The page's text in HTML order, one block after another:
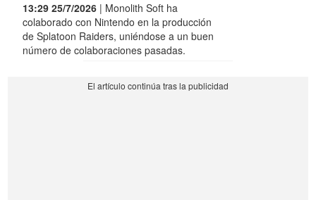
13:29 25/7/2026 | Monolith Soft ha
colaborado con Nintendo en la producción
de Splatoon Raiders, uniéndose a un buen
número de colaboraciones pasadas.